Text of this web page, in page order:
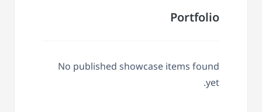
Portfolio
No published showcase items found
yet.